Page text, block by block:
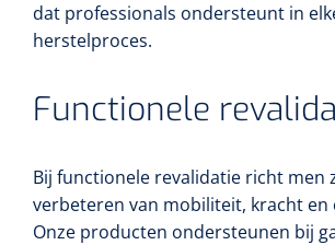
MaiMed-porefix transparent - 15 x 9 cm -
dat professionals ondersteunt in
herstelproces.
Functionele
Bij functionele revalidatie richt men
verbeteren van mobiliteit, kracht en
Onze producten ondersteunen bij